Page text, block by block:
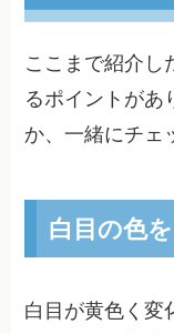
ここまで紹介し
るポイントがあ
か、一緒にチェ
白目の色
白目が黄色く変